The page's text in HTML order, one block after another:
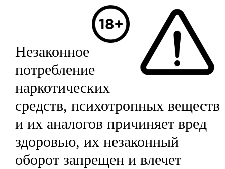
Незаконное
потребление
наркотических
средств, психотропных веществ
и их аналогов причиняет вред
здоровью, их незаконный
оборот запрещен и влечет